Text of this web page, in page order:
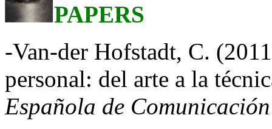
PAPERS
-Van-der Hofstadt, C.
personal: del arte a la
Española de